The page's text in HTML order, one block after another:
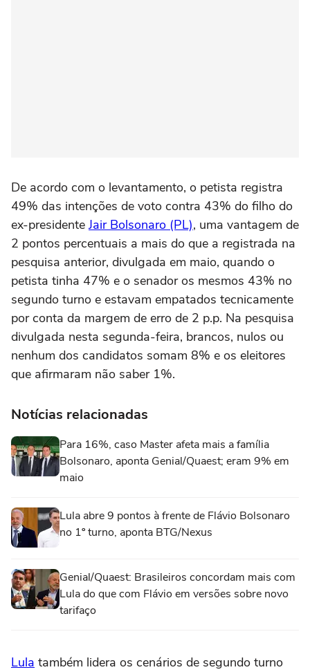
De acordo com o levantamento, o petista registra
49% das intenções de voto contra 43% do filho do
ex-presidente Jair Bolsonaro (PL), uma vantagem de
2 pontos percentuais a mais do que a registrada na
pesquisa anterior, divulgada em maio, quando o
petista tinha 47% e o senador os mesmos 43% no
segundo turno e estavam empatados tecnicamente
por conta da margem de erro de 2 p.p. Na pesquisa
divulgada nesta segunda-feira, brancos, nulos ou
nenhum dos candidatos somam 8% e os eleitores
que afirmaram não saber 1%.
Notícias relacionadas
Para 16%, caso Master afeta mais a família
Bolsonaro, aponta Genial/Quaest; eram 9% em
maio
Lula abre 9 pontos à frente de Flávio Bolsonaro
no 1º turno, aponta BTG/Nexus
Genial/Quaest: Brasileiros concordam mais com
Lula do que com Flávio em versões sobre novo
tarifaço
Lula também lidera os cenários de segundo turno